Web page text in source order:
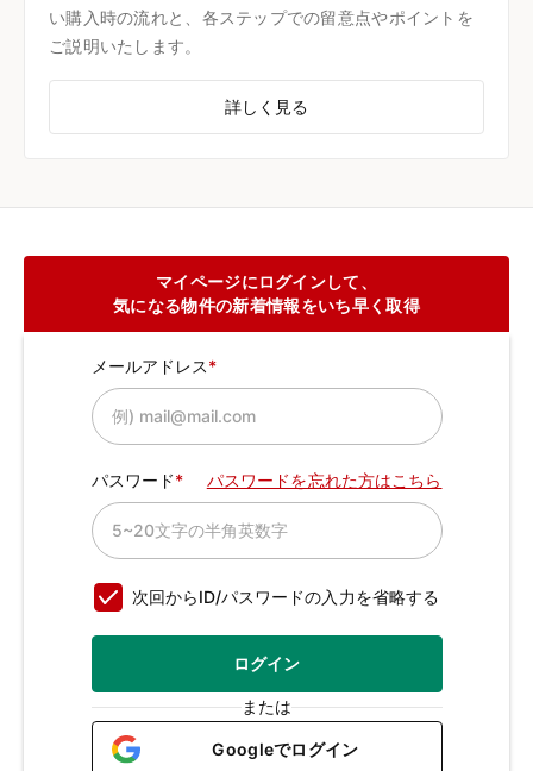
い購入時の流れと、各ステップでの留意点やポイントを
ご説明いたします。
詳しく見る
マイページにログインして、
気になる物件の新着情報をいち早く取得
メールアドレス
パスワード パスワードを忘れた方はこちら
次回からID/パスワードの入力を省略する
ログイン
または
Googleでログイン